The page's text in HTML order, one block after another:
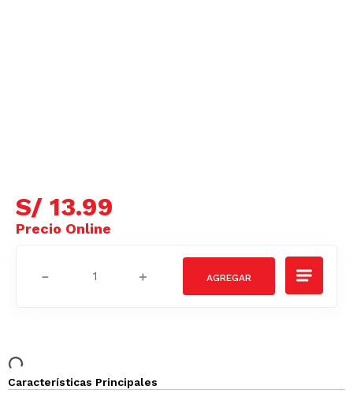
S/ 13.99
＋
－
Características Principales